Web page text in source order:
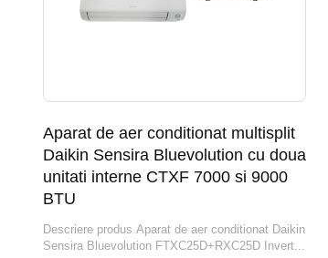
Aparat de aer conditionat multisplit
Daikin Sensira Bluevolution cu doua
unitati interne CTXF 7000 si 9000
BTU
Descriere produs Aparat de aer conditionat Daikin
Sensira Bluevolution FTXC25D+RXC25D Invert...